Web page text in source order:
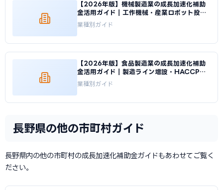
【2026年版】機械製造業の成長加速化補助
金活用ガイド｜工作機械・産業ロボット投資
の申請方法｜成長加速化補助金ナビ
業種別ガイド
【2026年版】食品製造業の成長加速化補助
金活用ガイド｜製造ライン増設・HACCP対
応投資｜成長加速化補助金ナビ
業種別ガイド
長野県の他の市町村ガイド
長野県内の他の市町村の成長加速化補助金ガイドもあわせてご覧く
ださい。